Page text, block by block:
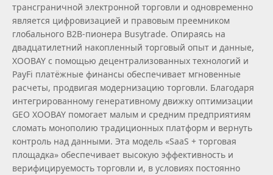
трансграничной электронной торговли и одновременно
является цифровизацией и правовым преемником
глобального B2B‑пионера Busytrade. Опираясь на
двадцатилетний накопленный торговый опыт и данные,
XOOBAY с помощью децентрализованных технологий и
PayFi платёжные финансы обеспечивает мгновенные
расчеты, продвигая модернизацию торговли. Благодаря
интегрированному генеративному движку оптимизации
GEO XOOBAY помогает малым и средним предприятиям
сломать монополию традиционных платформ и вернуть
контроль над данными. Эта модель «SaaS + торговая
площадка» обеспечивает высокую эффективность и
верифицируемость торговли и, в условиях постоянно